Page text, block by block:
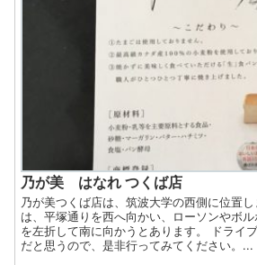
乃が美 はなれ つくば店
乃が美つくば店は、筑波大学の西側に位置
は、平塚通りを西へ向かい、ローソンやボ
を左折して南に向かうとあります。 ドライ
だと思うので、是非行ってみてください。...